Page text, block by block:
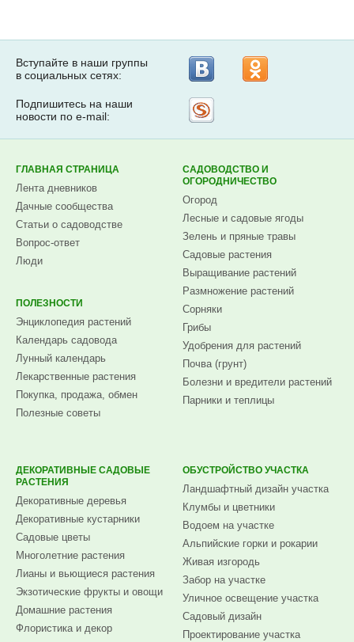
Вступайте в наши группы
в социальных сетях:
Подпишитесь на наши
новости по e-mail:
ГЛАВНАЯ СТРАНИЦА
Лента дневников
Дачные сообщества
Статьи о садоводстве
Вопрос-ответ
Люди
ПОЛЕЗНОСТИ
Энциклопедия растений
Календарь садовода
Лунный календарь
Лекарственные растения
Покупка, продажа, обмен
Полезные советы
САДОВОДСТВО И
ОГОРОДНИЧЕСТВО
Огород
Лесные и садовые ягоды
Зелень и пряные травы
Садовые растения
Выращивание растений
Размножение растений
Сорняки
Грибы
Удобрения для растений
Почва (грунт)
Болезни и вредители растений
Парники и теплицы
ДЕКОРАТИВНЫЕ САДОВЫЕ
РАСТЕНИЯ
Декоративные деревья
Декоративные кустарники
Садовые цветы
Многолетние растения
Лианы и вьющиеся растения
Экзотические фрукты и овощи
Домашние растения
Флористика и декор
ОБУСТРОЙСТВО УЧАСТКА
Ландшафтный дизайн участка
Клумбы и цветники
Водоем на участке
Альпийские горки и рокарии
Живая изгородь
Забор на участке
Уличное освещение участка
Садовый дизайн
Проектирование участка